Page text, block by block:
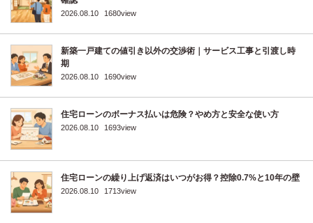
2026.08.10 1680view
新築一戸建ての値引き以外の交渉術｜サービス工事と引渡し時
期
2026.08.10 1690view
住宅ローンのボーナス払いは危険？やめ方と安全な使い方
2026.08.10 1693view
住宅ローンの繰り上げ返済はいつがお得？控除0.7%と10年の壁
2026.08.10 1713view